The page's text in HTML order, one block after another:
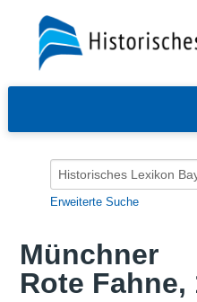
Erweiterte Suche
Münchner
Rote Fahne,